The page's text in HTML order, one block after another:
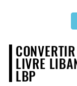
LIVRE
LBP